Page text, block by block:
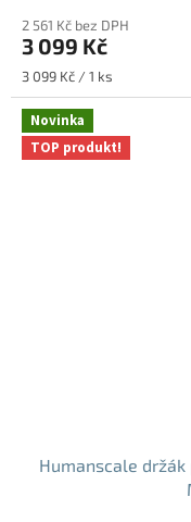
2 561 Kč bez DPH
3 099 Kč
Měrná
cena:
3 099 Kč / 1 ks
Novinka
TOP produkt!
Humanscale držák